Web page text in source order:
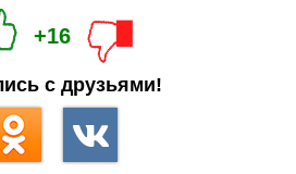
+16
с друзьями!